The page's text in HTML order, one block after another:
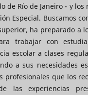
de Río de Janeiro - y los
Especial. Buscamos
ha preparado a
trabajar con
escolar a clases
a sus necesidades
profesionales que los
las experiencias